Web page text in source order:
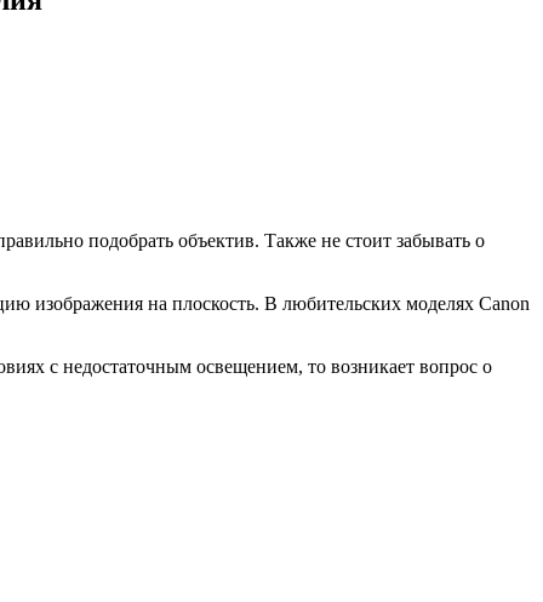
подобрать объектив. Также не стоит забывать о
изображения на плоскость. В любительских моделях Canon
с недостаточным освещением, то возникает вопрос о